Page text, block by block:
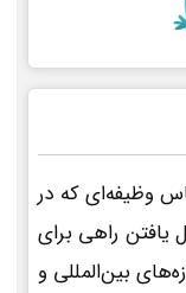
وظیفه‌ای که در
یافتن راهی برای
بین‌المللی و